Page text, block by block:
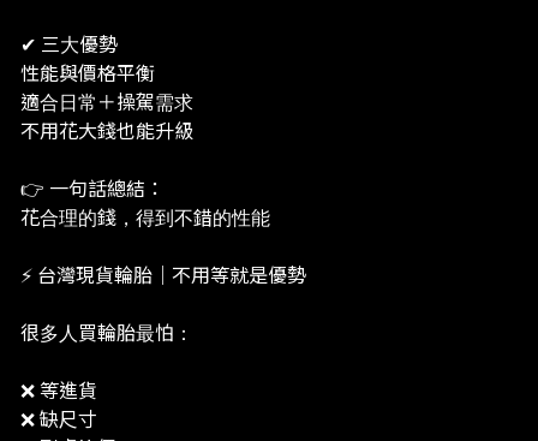
✔ 三大優勢
性能與價格平衡
適合日常＋操駕需求
不用花大錢也能升級
👉 一句話總結：
花合理的錢，得到不錯的性能
⚡ 台灣現貨輪胎｜不用等就是優勢
很多人買輪胎最怕：
❌ 等進貨
❌ 缺尺寸